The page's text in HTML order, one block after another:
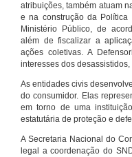
atribuições, também atuam
e na construção da
Ministério Público, de
além de fiscalizar a
ações coletivas. A
interesses dos
As entidades civis
do consumidor. Elas
em torno de uma
estatutária de proteção e
A Secretaria Nacional do
legal a coordenação do